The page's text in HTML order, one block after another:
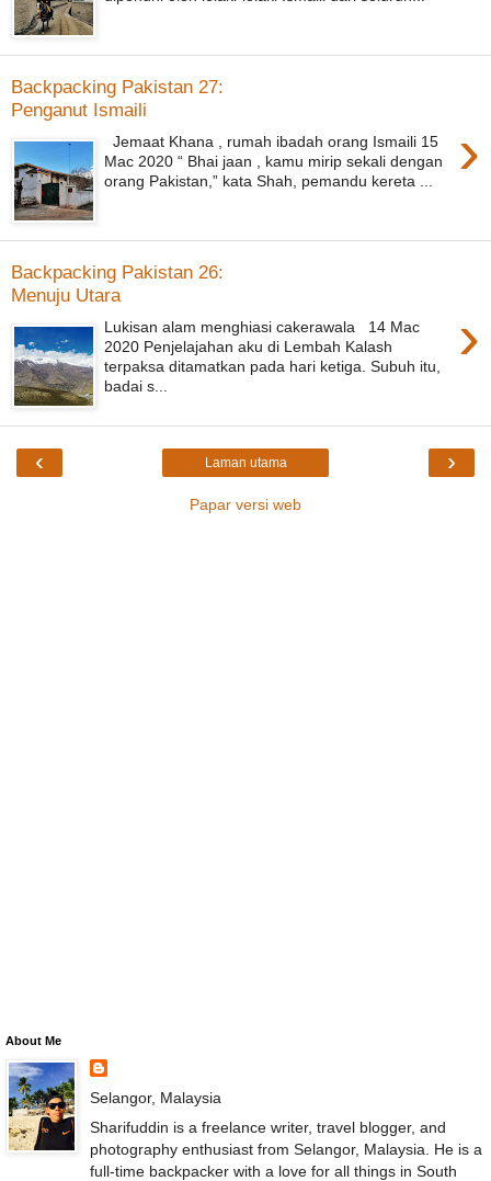
Backpacking Pakistan 27:
Penganut Ismaili
›
Jemaat Khana , rumah ibadah orang Ismaili 15
Mac 2020 “ Bhai jaan , kamu mirip sekali dengan
orang Pakistan,” kata Shah, pemandu kereta ...
Backpacking Pakistan 26:
Menuju Utara
›
Lukisan alam menghiasi cakerawala 14 Mac
2020 Penjelajahan aku di Lembah Kalash
terpaksa ditamatkan pada hari ketiga. Subuh itu,
badai s...
‹ ›
Laman utama
Papar versi web
About Me
Selangor, Malaysia
Sharifuddin is a freelance writer, travel blogger, and
photography enthusiast from Selangor, Malaysia. He is a
full-time backpacker with a love for all things in South